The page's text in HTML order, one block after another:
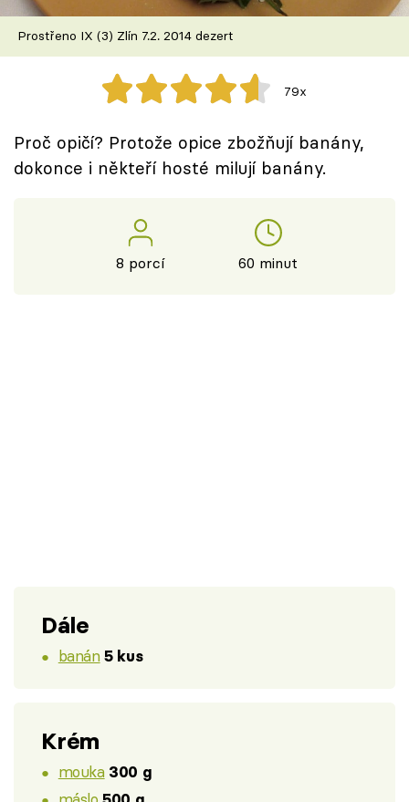
Škola vaření
Recepty z TV
Speciál: Cuketa
Těhotnej kuchař
Přihlášení
Prostřeno IX (3) Zlín 7.2. 2014 dezert
79x
Proč opičí? Protože opice zbožňují banány,
dokonce i někteří hosté milují banány.
8 porcí 60 minut
Dále
banán 5 kus
Krém
mouka 300 g